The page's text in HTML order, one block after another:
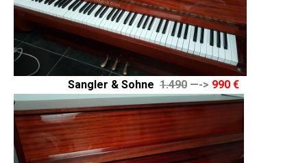
Sangler & Sohne 1.490 —-> 990 €